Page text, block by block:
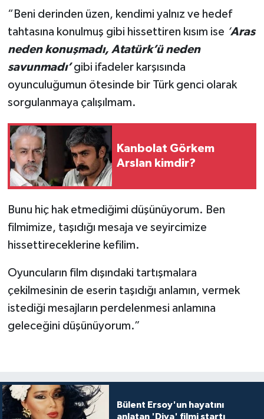
“Beni derinden üzen, kendimi yalnız ve hedef
tahtasına konulmuş gibi hissettiren kısım ise ‘Aras
neden konuşmadı, Atatürk’ü neden
savunmadı’ gibi ifadeler karşısında
oyunculuğumun ötesinde bir Türk genci olarak
sorgulanmaya çalışılmam.
Kanbolat Görkem
Arslan kimdir?
Bunu hiç hak etmediğimi düşünüyorum. Ben
filmimize, taşıdığı mesaja ve seyircimize
hissettireceklerine kefilim.
Oyuncuların film dışındaki tartışmalara
çekilmesinin de eserin taşıdığı anlamın, vermek
istediği mesajların perdelenmesi anlamına
geleceğini düşünüyorum.”
Bülent Ersoy'un hayatını
anlatan 'Diva' filmi startı